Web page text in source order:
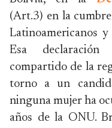
(Art.3) en la
Latinoamericanos
Esa
compartido de la
torno a un
ninguna mujer ha
años de la ONU.